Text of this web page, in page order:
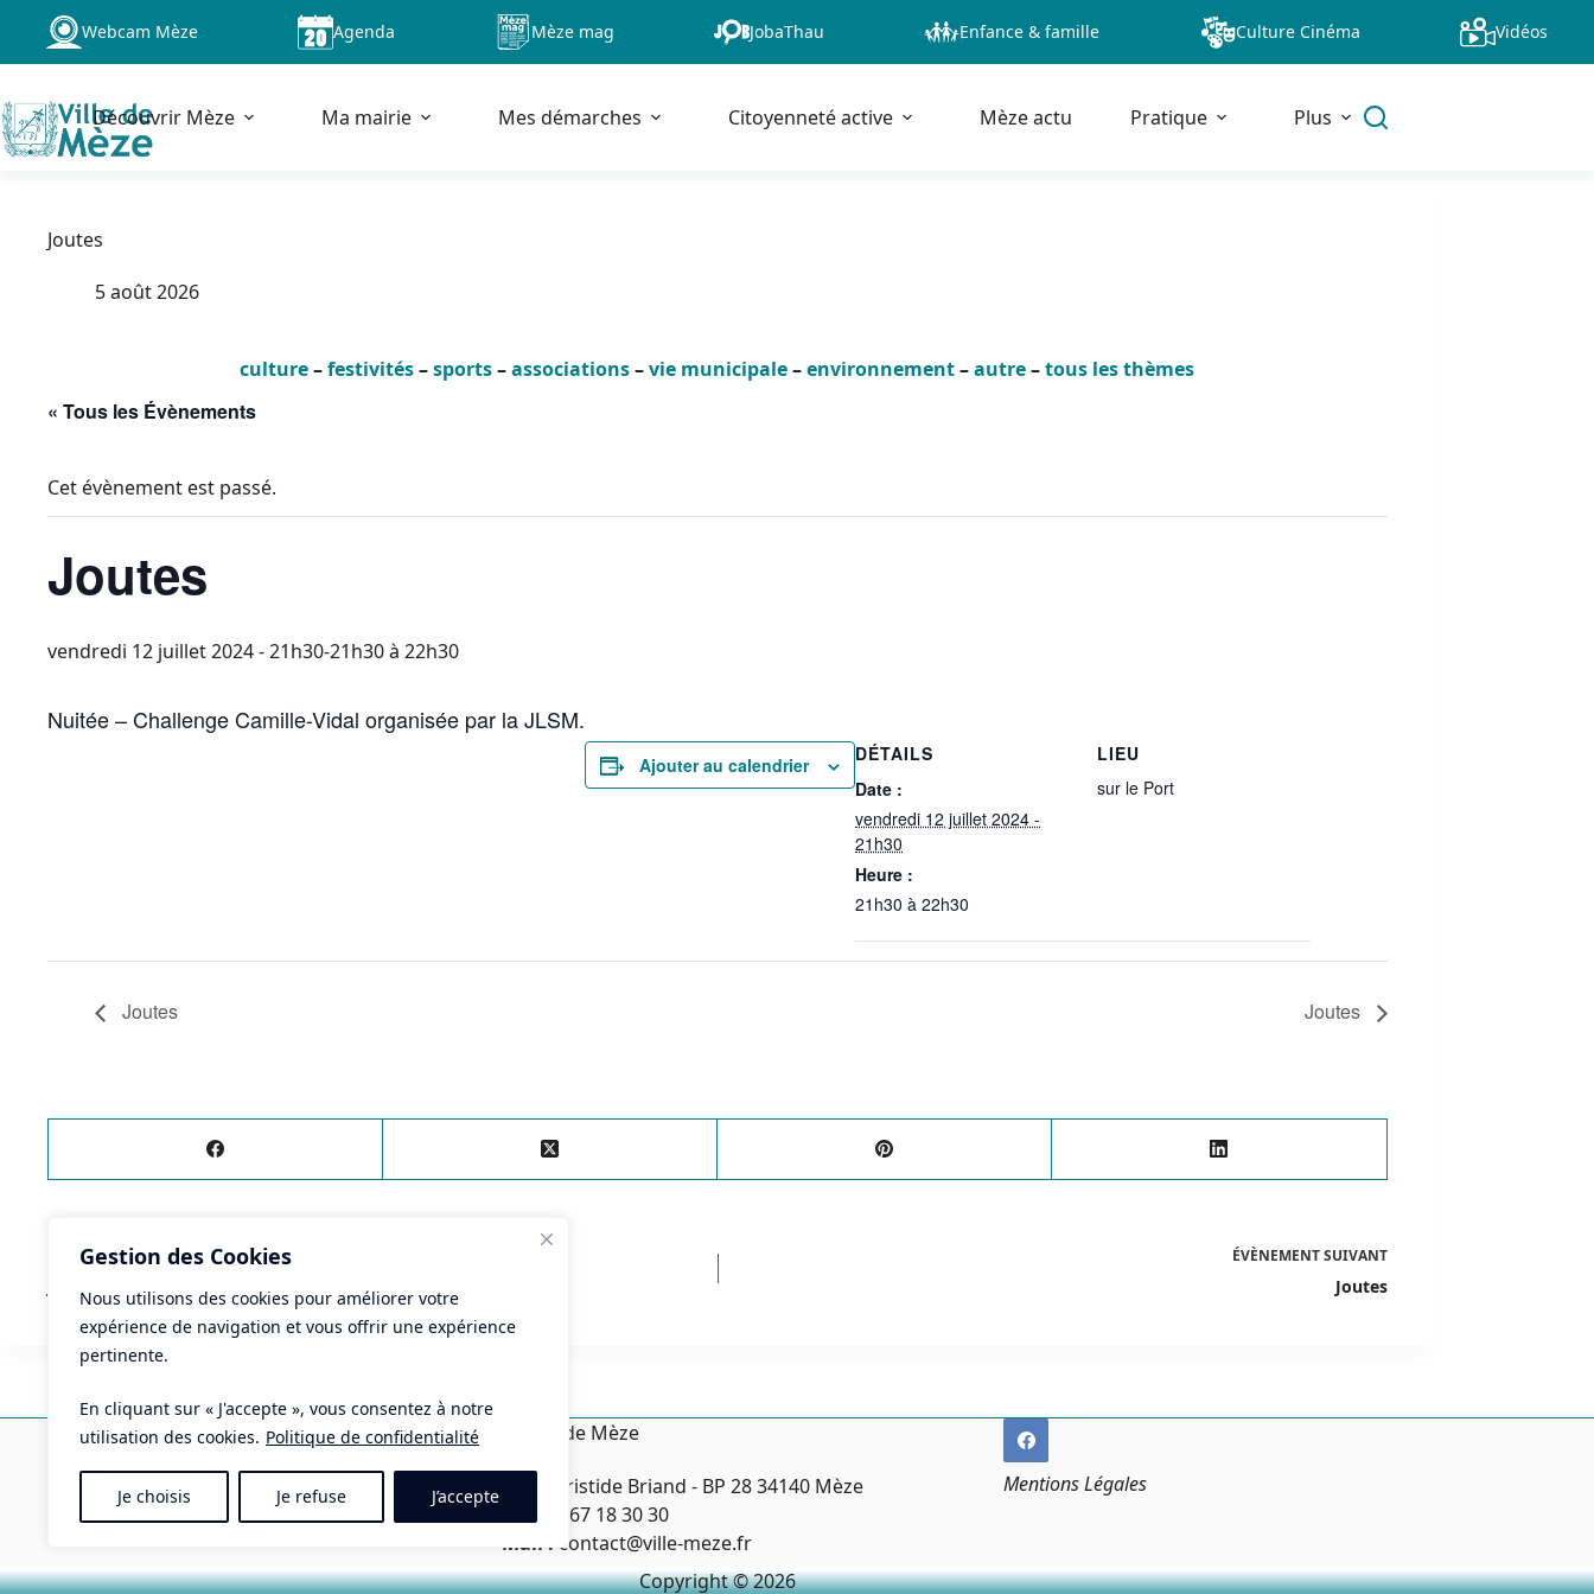
Gestion des Cookies
Nous utilisons des cookies pour améliorer votre
expérience de navigation et vous offrir une expérience
pertinente.
En cliquant sur « J'accepte », vous consentez à notre
utilisation des cookies. Politique de confidentialité
Je choisis Je refuse J’accepte
Passer
contenu
Webcam Mèze Agenda Mèze mag JobaThau Enfance & famille Culture Cinéma Vidéos
Découvrir Mèze Ma mairie Mes démarches Citoyenneté active Mèze actu Pratique Plus
Joutes
5 août 2026
culture–festivités–sports–associations–vie municipale–environnement–autre–tous les thèmes
« Tous les Évènements
Cet évènement est passé.
Joutes
vendredi 12 juillet 2024 - 21h30-21h30à 22h30
Nuitée – Challenge Camille-Vidal organisée par la JLSM.
Ajouter au calendrier
DÉTAILS
Date :
vendredi 12 juillet 2024 -
21h30
Heure :
21h30 à 22h30
LIEU
sur le Port
Joutes Joutes
ÉVÈNEMENTPRÉCÉDENT ÉVÈNEMENTSUIVANT
Joutes
Mairie de Mèze
Place Aristide Briand - BP 28 34140 Mèze
Tél : 04 67 18 30 30
Mail : contact@ville-meze.fr
Mentions Légales
Copyright © 2026